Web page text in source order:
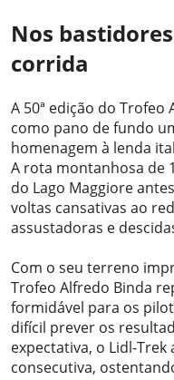
Nos
corrida
A 50ª edição do
como pano de fundo
homenagem à lenda
A rota montanhosa de
do Lago Maggiore
voltas cansativas ao
assustadoras e
Com o seu terreno
Trofeo Alfredo Binda
formidável para os
difícil prever os
expectativa, o Lidl-
consecutiva,